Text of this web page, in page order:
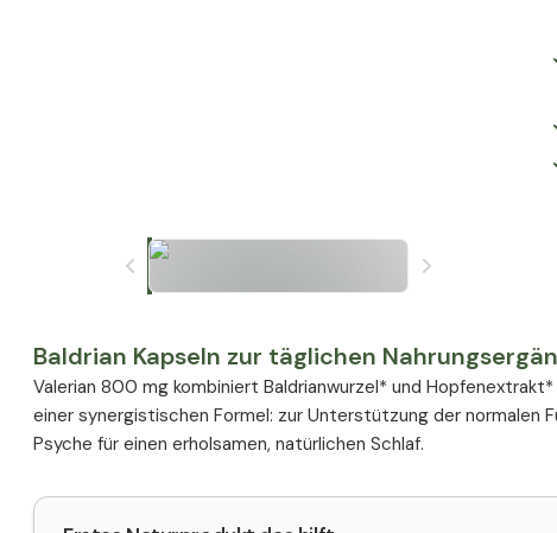
Baldrian Kapseln zur täglichen
Valerian 800 mg kombiniert Baldrianwurzel* und
einer synergistischen Formel: zur Unterstützung der normalen
Psyche für einen erholsamen, natürlichen Schlaf.